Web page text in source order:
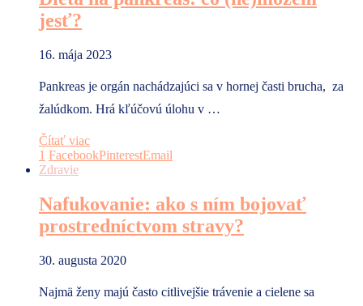
jesť?
16. mája 2023
Pankreas je orgán nachádzajúci sa v hornej časti brucha, za
žalúdkom. Hrá kľúčovú úlohu v …
Čítať viac
1 FacebookPinterestEmail
Zdravie
Nafukovanie: ako s ním bojovať
prostredníctvom stravy?
30. augusta 2020
Najmä ženy majú často citlivejšie trávenie a cielene sa